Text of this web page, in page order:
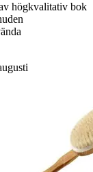
högkvalitativ bok